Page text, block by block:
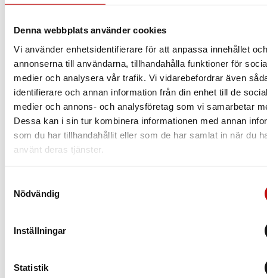
Denna webbplats använder cookies
Vi använder enhetsidentifierare för att anpassa innehållet och
annonserna till användarna, tillhandahålla funktioner för
medier och analysera vår trafik. Vi vidarebefordrar även
identifierare och annan information från din enhet till de
medier och annons- och analysföretag som vi samarbetar
Dessa kan i sin tur kombinera informationen med annan
som du har tillhandahållit eller som de har samlat in när du
använt deras tjänster.
Nödvändig
Inställningar
Statistik
nya glasögon. Vilket glas du borde välja beror
såklart på din syn, men även din livsstil.
Läs mer